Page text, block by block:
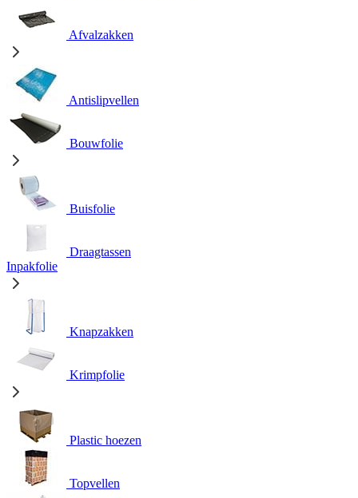
Afvalzakken
Antislipvellen
Bouwfolie
Buisfolie
Draagtassen
Inpakfolie
Knapzakken
Krimpfolie
Plastic hoezen
Topvellen